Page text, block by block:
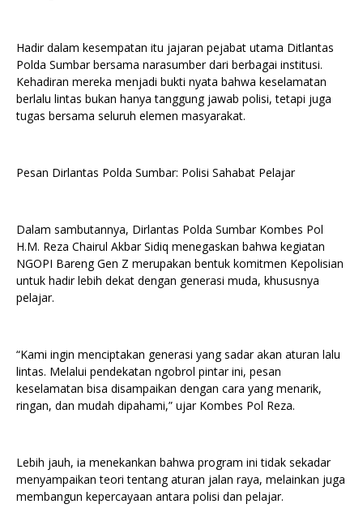
Hadir dalam kesempatan itu jajaran pejabat utama Ditlantas
Polda Sumbar bersama narasumber dari berbagai institusi.
Kehadiran mereka menjadi bukti nyata bahwa keselamatan
berlalu lintas bukan hanya tanggung jawab polisi, tetapi juga
tugas bersama seluruh elemen masyarakat.
Pesan Dirlantas Polda Sumbar: Polisi Sahabat Pelajar
Dalam sambutannya, Dirlantas Polda Sumbar Kombes Pol
H.M. Reza Chairul Akbar Sidiq menegaskan bahwa kegiatan
NGOPI Bareng Gen Z merupakan bentuk komitmen Kepolisian
untuk hadir lebih dekat dengan generasi muda, khususnya
pelajar.
“Kami ingin menciptakan generasi yang sadar akan aturan lalu
lintas. Melalui pendekatan ngobrol pintar ini, pesan
keselamatan bisa disampaikan dengan cara yang menarik,
ringan, dan mudah dipahami,” ujar Kombes Pol Reza.
Lebih jauh, ia menekankan bahwa program ini tidak sekadar
menyampaikan teori tentang aturan jalan raya, melainkan juga
membangun kepercayaan antara polisi dan pelajar.